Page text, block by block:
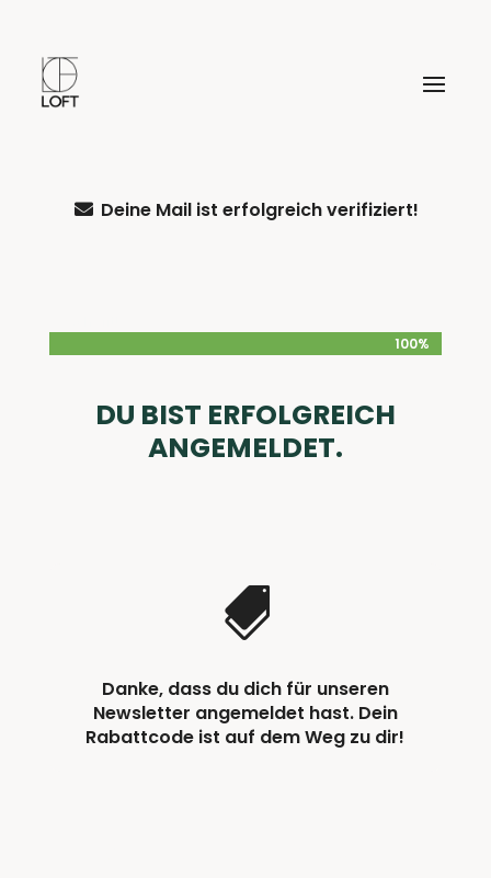
 Deine Mail ist erfolgreich verifiziert!
100%
100%
DU BIST ERFOLGREICH
ANGEMELDET.

Danke, dass du dich für unseren
Newsletter angemeldet hast. Dein
Rabattcode ist auf dem Weg zu dir!